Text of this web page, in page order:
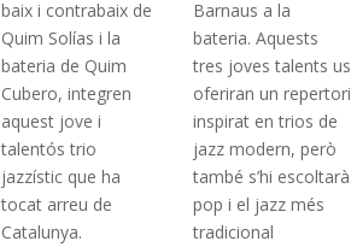
baix i contrabaix de
Quim Solías i la
bateria de Quim
Cubero, integren
aquest jove i
talentós trio
jazzístic que ha
tocat arreu de
Catalunya.
Barnaus a la
bateria. Aquests
tres joves talents us
oferiran un repertori
inspirat en trios de
jazz modern, però
també s’hi escoltarà
pop i el jazz més
tradicional